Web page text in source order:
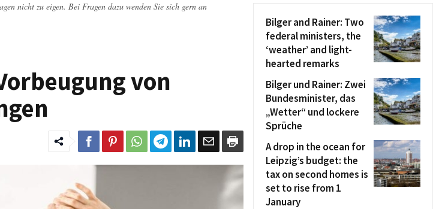
nicht zu eigen. Bei Fragen dazu wenden Sie sich gern an
von
Bilger and Rainer: Two
federal ministers, the
‘weather’ and light-
hearted remarks
Bilger und Rainer: Zwei
Bundesminister, das
„Wetter“ und lockere
Sprüche
A drop in the ocean for
Leipzig’s budget: the
tax on second homes is
set to rise from 1
January